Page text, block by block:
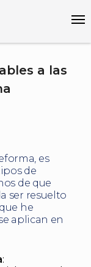
a las
es
de
de que
ser resuelto
he
aplican en
: